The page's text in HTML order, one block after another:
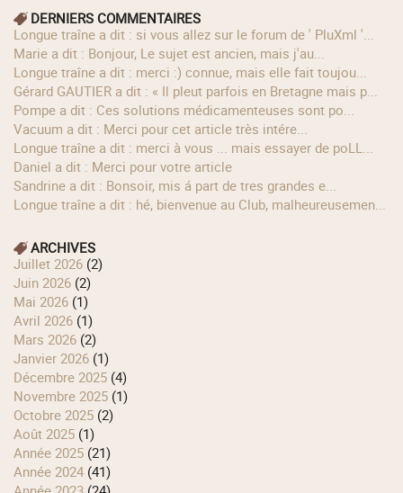
DERNIERS COMMENTAIRES
longue traîne a dit : si vous allez sur le forum de ' PluXml '...
Marie a dit : Bonjour, Le sujet est ancien, mais j'au...
longue traîne a dit : merci :) connue, mais elle fait toujou...
Gérard GAUTIER a dit : « Il pleut parfois en Bretagne mais p...
Pompe a dit : Ces solutions médicamenteuses sont po...
Vacuum a dit : Merci pour cet article très intére...
longue traîne a dit : merci à vous ... mais essayer de poLL...
Daniel a dit : Merci pour votre article
Sandrine a dit : Bonsoir, mis á part de tres grandes e...
longue traîne a dit : hé, bienvenue au Club, malheureusemen...
ARCHIVES
juillet 2026 (2)
juin 2026 (2)
mai 2026 (1)
avril 2026 (1)
mars 2026 (2)
janvier 2026 (1)
décembre 2025 (4)
novembre 2025 (1)
octobre 2025 (2)
août 2025 (1)
année 2025 (21)
année 2024 (41)